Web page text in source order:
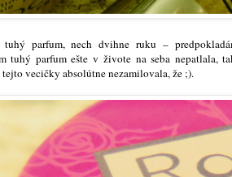
parfum, nech dvihne ruku –
tuhý parfum ešte v živote na seba nepatlala,
tejto vecičky absolútne nezamilovala, že ;).